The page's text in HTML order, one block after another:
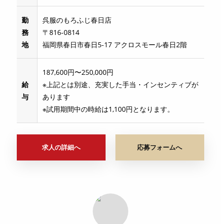
勤
務
地
呉服のもろふじ春日店
〒816-0814
福岡県春日市春日5-17 アクロスモール春日2階
給
与
187,600円〜250,000円
※上記とは別途、充実した手当・インセンティブが
あります
※試用期間中の時給は1,100円となります。
求人の詳細へ 応募フォームへ